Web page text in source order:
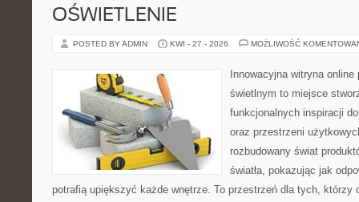
OŚWIETLENIE
POSTED BY ADMIN KWI - 27 - 2026 MOŻLIWOŚĆ
Innowacyjna witryna
świetlnym to miejsce
funkcjonalnych inspiracji
oraz przestrzeni
rozbudowany świat
światła, pokazując jak
potrafią upiększyć każde wnętrze. To przestrzeń dla tych, którzy